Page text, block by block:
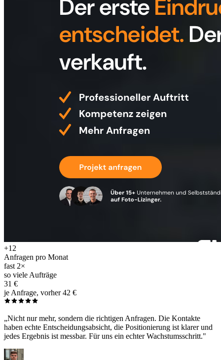
+12
Anfragen pro Monat
fast 2×
so viele Aufträge
31 €
je Anfrage, vorher 42 €
„Nicht nur mehr, sondern die richtigen Anfragen. Die Kontakte
haben echte Entscheidungsabsicht, die Positionierung ist klarer und
jedes Ergebnis ist messbar. Für uns ein echter Wachstumsschritt."